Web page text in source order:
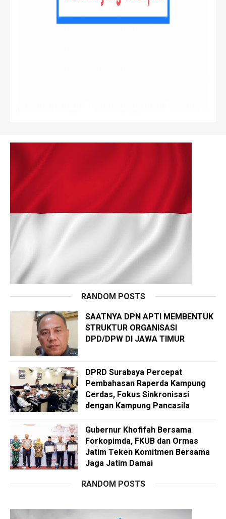
RANDOM POSTS
SAATNYA DPN APTI MEMBENTUK
STRUKTUR ORGANISASI
DPD/DPW DI JAWA TIMUR
DPRD Surabaya Percepat
Pembahasan Raperda Kampung
Cerdas, Fokus Sinkronisasi
dengan Kampung Pancasila
Gubernur Khofifah Bersama
Forkopimda, FKUB dan Ormas
Jatim Teken Komitmen Bersama
Jaga Jatim Damai
RANDOM POSTS